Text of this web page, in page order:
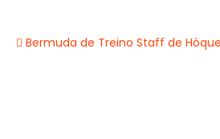
Bermuda de Treino Staff de